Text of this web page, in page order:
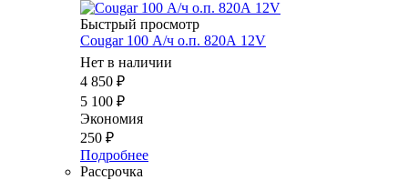
Быстрый просмотр
Cougar 100 А/ч о.п. 820А 12V
Нет в наличии
4 850 ₽
5 100 ₽
Экономия
250 ₽
Подробнее
Рассрочка